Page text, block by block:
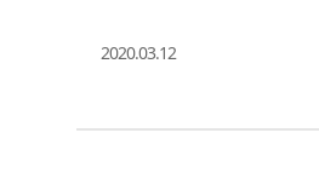
2020.03.12